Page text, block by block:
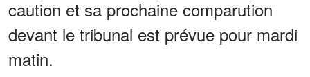
caution et sa prochaine comparution
devant le tribunal est prévue pour mardi
matin.